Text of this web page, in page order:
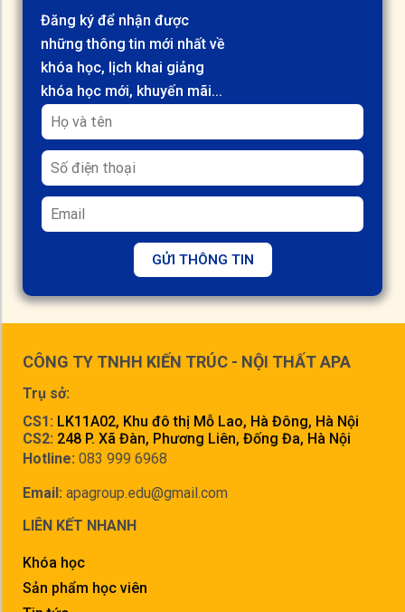
Đăng ký để nhận được
những thông tin mới nhất về
khóa học, lịch khai giảng
khóa học mới, khuyến mãi...
GỬI THÔNG TIN
CÔNG TY TNHH KIẾN TRÚC - NỘI THẤT APA
Trụ sở:
CS1: LK11A02, Khu đô thị Mỗ Lao, Hà Đông, Hà Nội
CS2: 248 P. Xã Đàn, Phương Liên, Đống Đa, Hà Nội
Hotline: 083 999 6968
Email: apagroup.edu@gmail.com
LIÊN KẾT NHANH
Khóa học
Sản phẩm học viên